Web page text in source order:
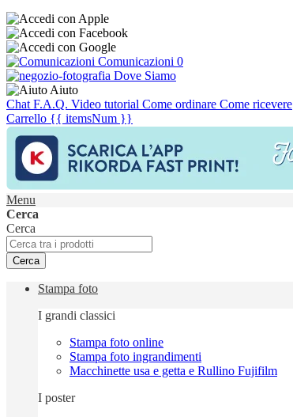
Comunicazioni 0
Dove Siamo
Aiuto
Chat F.A.Q. Video tutorial Come ordinare Come ricevere
Carrello {{ itemsNum }}
Menu
Cerca
Cerca
Cerca
Stampa foto
I grandi classici
Stampa foto online
Stampa foto ingrandimenti
Macchinette usa e getta e Rullino Fujifilm
I poster